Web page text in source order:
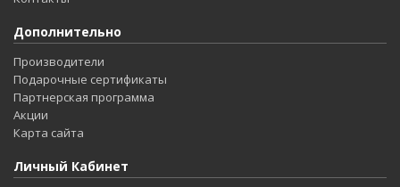
Дополнительно
Производители
Подарочные сертификаты
Партнерская программа
Акции
Карта сайта
Личный Кабинет